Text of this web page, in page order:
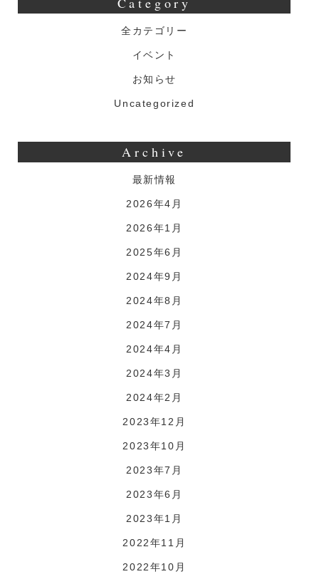
全カテゴリー
イベント
お知らせ
Uncategorized
Archive
最新情報
2026年4月
2026年1月
2025年6月
2024年9月
2024年8月
2024年7月
2024年4月
2024年3月
2024年2月
2023年12月
2023年10月
2023年7月
2023年6月
2023年1月
2022年11月
2022年10月